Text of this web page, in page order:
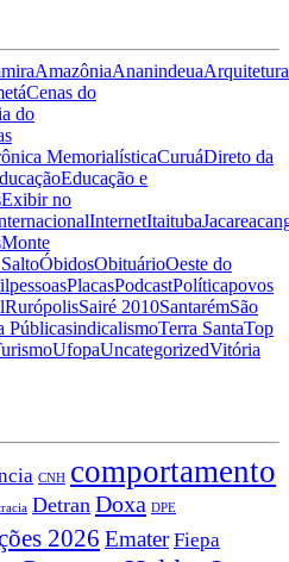
AmazôniaAnanindeuaArquitetura
Cenas do
do
MemorialísticaCuruáDireto da
Educação e
Exibir no
InternetItaituba
Monte
ÓbidosObituárioOeste do
pessoasPlacasPodcastPolíticapovos
RurópolisSairé 2010SantarémSão
PúblicasindicalismoTerra SantaTop
UfopaUncategorizedVitória
CNH comportamento
Detran Doxa DPE
2026 Emater Fiepa